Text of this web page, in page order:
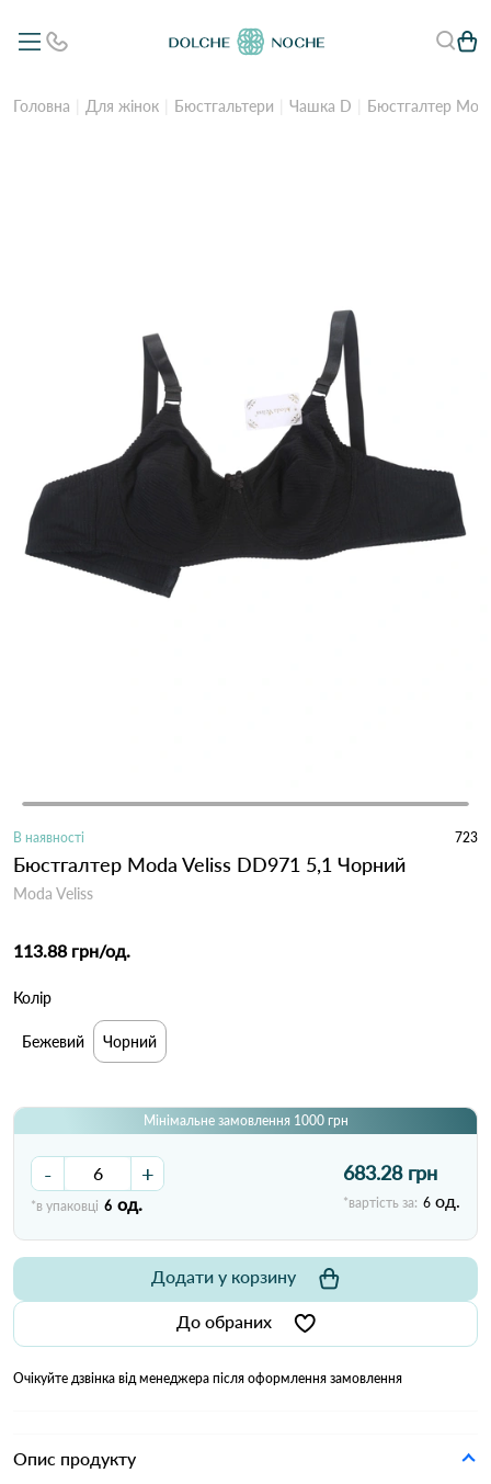
Головна Для жінок Бюстгальтери Чашка D Бюстгалтер
В наявності 723
Бюстгалтер Moda Veliss DD971 5,1 Чорний
Moda Veliss
113.88 грн/од.
Колір
Бежевий Чорний
Мінімальне замовлення 1000 грн
- +
*в упаковці 6 од.
683.28 грн
*вартість за: 6 од.
До обраних
Додати у корзину
Очікуйте дзвінка від менеджера після оформлення замовлення
Опис продукту